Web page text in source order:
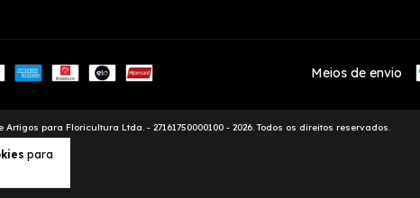
para
Meios de envio
para Floricultura Ltda. - 27161750000100 - 2026. Todos os direitos reservados.